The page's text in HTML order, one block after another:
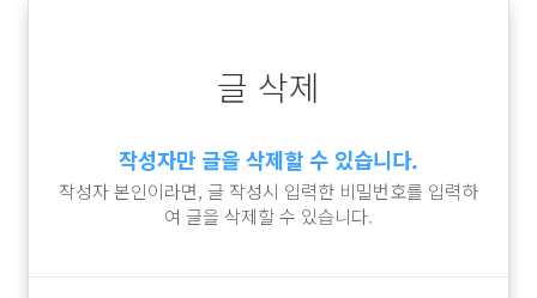
글 삭제
작성자만 글을 삭제할 수 있습니다.
작성자 본인이라면, 글 작성시 입력한 비밀번호를 입력하
여 글을 삭제할 수 있습니다.